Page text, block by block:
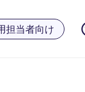
担当者向け